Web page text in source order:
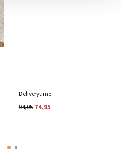
Deliverytime
94,95 74,95